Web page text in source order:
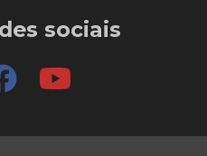
sociais